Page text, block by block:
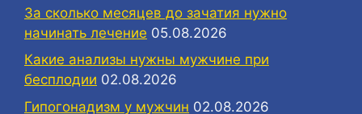
За сколько месяцев до зачатия нужно
начинать лечение 05.08.2026
Какие анализы нужны мужчине при
бесплодии 02.08.2026
Гипогонадизм у мужчин 02.08.2026